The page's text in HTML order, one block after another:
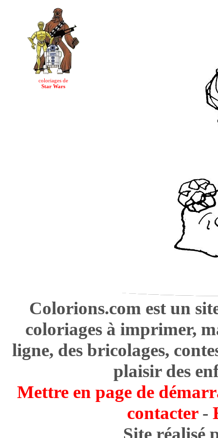
coloriages de
Star Wars
Colorions.com est un
coloriages à imprimer,
ligne, des bricolages,
plaisir des
Mettre en page de
contacter-
Site réalisé